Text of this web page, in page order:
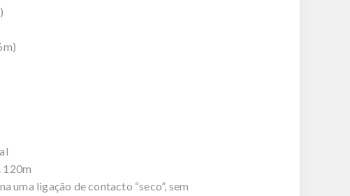
120m
ligação de contacto “seco”, sem